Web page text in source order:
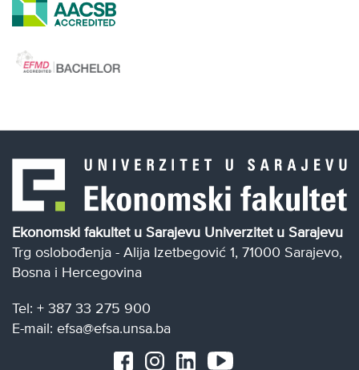
Ekonomski fakultet u Sarajevu Univerzitet u Sarajevu
Trg oslobođenja - Alija Izetbegović 1, 71000 Sarajevo,
Bosna i Hercegovina
Tel: + 387 33 275 900
E-mail: efsa@efsa.unsa.ba